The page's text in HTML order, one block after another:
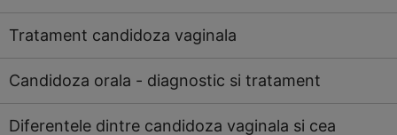
Tratament candidoza vaginala
Candidoza orala - diagnostic si tratament
Diferentele dintre candidoza vaginala si cea